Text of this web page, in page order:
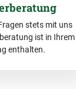
stets mit uns
ist in Ihrem
enthalten.